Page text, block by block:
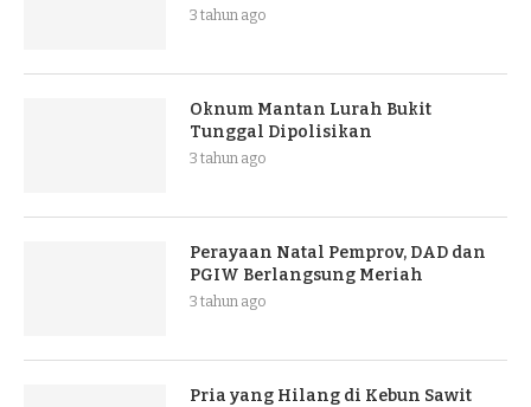
3 tahun ago
Oknum Mantan Lurah Bukit
Tunggal Dipolisikan
3 tahun ago
Perayaan Natal Pemprov, DAD dan
PGIW Berlangsung Meriah
3 tahun ago
Pria yang Hilang di Kebun Sawit